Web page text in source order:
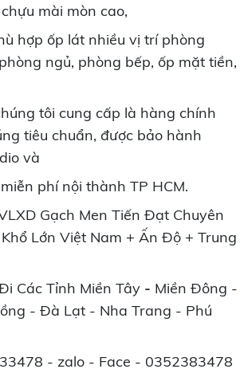
mài mòn cao,
hợp ốp lát nhiều vị trí phòng
ngủ, phòng bếp, ốp mặt tiền,
tôi cung cấp là hàng chính
tiêu chuẩn, được bảo hành
và
phí nội thành TP HCM.
Gạch Men Tiến Đạt Chuyên
Lớn Việt Nam + Ấn Độ + Trung
Các Tỉnh Miền Tây - Miền Đông -
- Đà Lạt - Nha Trang - Phú
- zalo - Face - 0352383478